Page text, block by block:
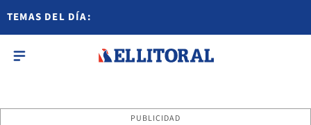
TEMAS DEL DÍA:
PUBLICIDAD